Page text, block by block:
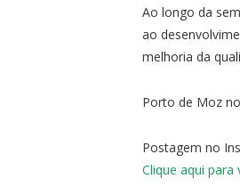
Ao longo da
ao
melhoria da
Porto de Moz
Postagem no
Clique aqui para